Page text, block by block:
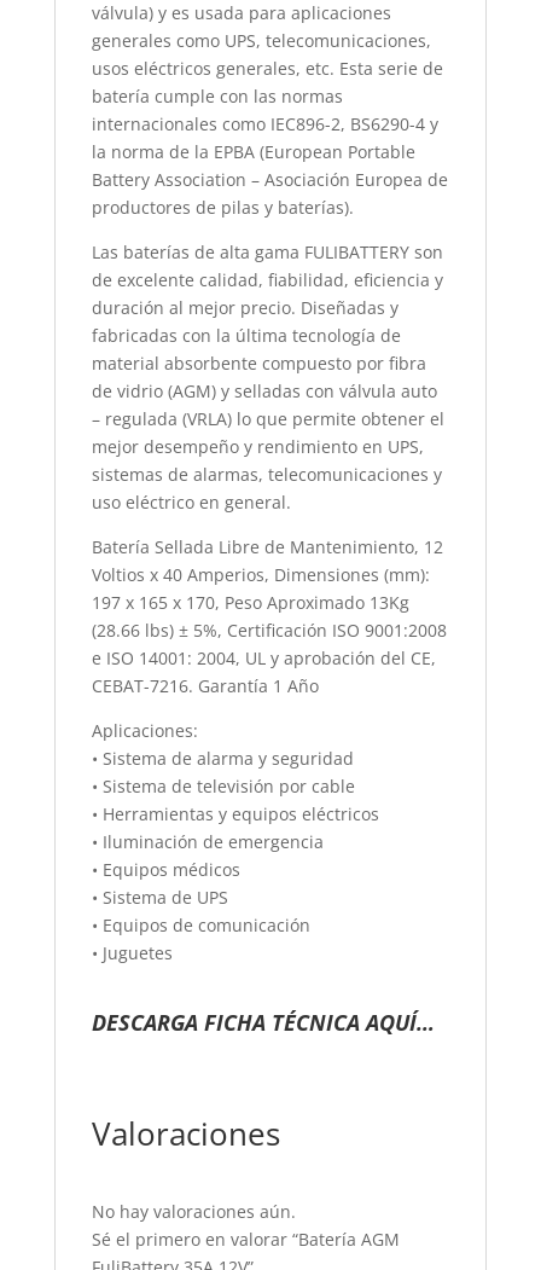
válvula) y es usada para aplicaciones
generales como UPS, telecomunicaciones,
usos eléctricos generales, etc. Esta serie de
batería cumple con las normas
internacionales como IEC896-2, BS6290-4 y
la norma de la EPBA (European Portable
Battery Association – Asociación Europea de
productores de pilas y baterías).
Las baterías de alta gama FULIBATTERY son
de excelente calidad, fiabilidad, eficiencia y
duración al mejor precio. Diseñadas y
fabricadas con la última tecnología de
material absorbente compuesto por fibra
de vidrio (AGM) y selladas con válvula auto
– regulada (VRLA) lo que permite obtener el
mejor desempeño y rendimiento en UPS,
sistemas de alarmas, telecomunicaciones y
uso eléctrico en general.
Batería Sellada Libre de Mantenimiento, 12
Voltios x 40 Amperios, Dimensiones (mm):
197 x 165 x 170, Peso Aproximado 13Kg
(28.66 lbs) ± 5%, Certificación ISO 9001:2008
e ISO 14001: 2004, UL y aprobación del CE,
CEBAT-7216. Garantía 1 Año
Aplicaciones:
• Sistema de alarma y seguridad
• Sistema de televisión por cable
• Herramientas y equipos eléctricos
• Iluminación de emergencia
• Equipos médicos
• Sistema de UPS
• Equipos de comunicación
• Juguetes
DESCARGA FICHA TÉCNICA AQUÍ…
Valoraciones
No hay valoraciones aún.
Sé el primero en valorar “Batería AGM